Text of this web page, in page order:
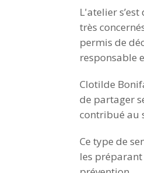
L'atelier
très
permis de
responsable
Clotilde
de partager
contribué au
Ce type de
les